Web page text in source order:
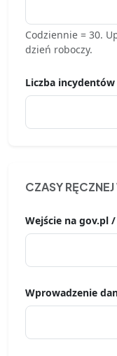
Codziennie = 30.
dzień roboczy.
Liczba
CZASY
Wejście na gov.pl
Wprowadzenie